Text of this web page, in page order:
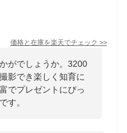
価格と在庫を楽天でチェック >>
がでしょうか。3200
影でき楽しく知育に
でプレゼントにぴっ
す。